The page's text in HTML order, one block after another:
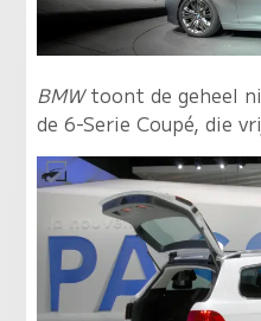
BMWtoont de geheel
de 6-Serie Coupé, die